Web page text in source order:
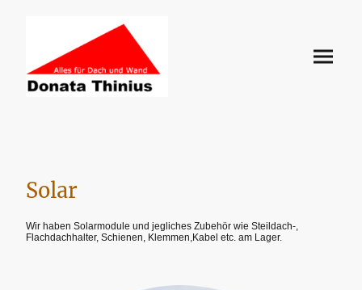
Solar
Wir haben Solarmodule und jegliches Zubehör wie Steildach-,
Flachdachhalter, Schienen, Klemmen,Kabel etc. am Lager.